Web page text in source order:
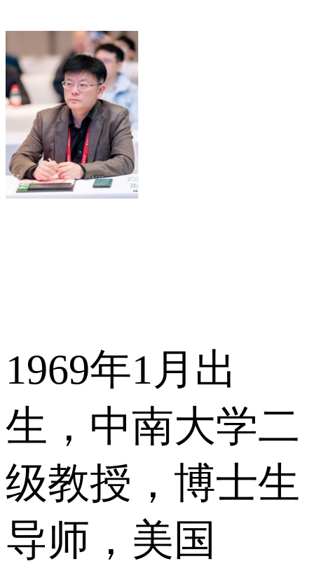
1969年1月出
生，中南大学二
级教授，博士生
导师，美国